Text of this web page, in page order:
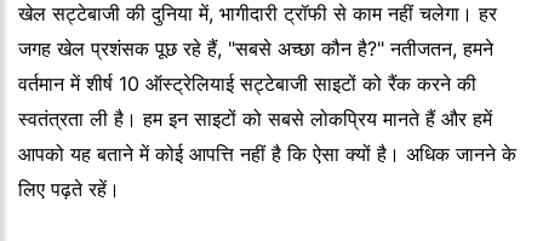
खेल सट्टेबाजी की दुनिया में, भागीदारी ट्रॉफी से काम नहीं चलेगा। हर
जगह खेल प्रशंसक पूछ रहे हैं, "सबसे अच्छा कौन है?" नतीजतन, हमने
वर्तमान में शीर्ष 10 ऑस्ट्रेलियाई सट्टेबाजी साइटों को रैंक करने की
स्वतंत्रता ली है। हम इन साइटों को सबसे लोकप्रिय मानते हैं और हमें
आपको यह बताने में कोई आपत्ति नहीं है कि ऐसा क्यों है। अधिक जानने के
लिए पढ़ते रहें।